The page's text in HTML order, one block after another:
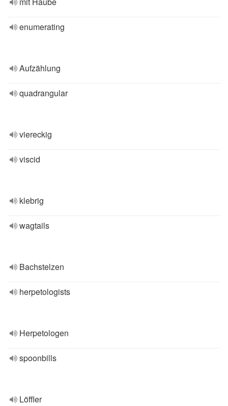
enumerating
Aufzählung
quadrangular
viereckig
viscid
klebrig
wagtails
Bachstelzen
herpetologists
Herpetologen
spoonbills
Löffler